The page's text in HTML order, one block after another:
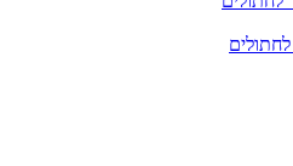
לחתולים